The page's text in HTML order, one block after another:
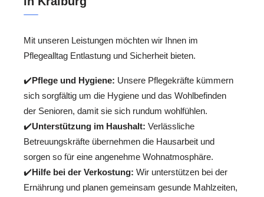
Mit unseren Leistungen möchten wir Ihnen im
Pflegealltag Entlastung und Sicherheit bieten.
✔️Pflege und Hygiene: Unsere Pflegekräfte kümmern
sich sorgfältig um die Hygiene und das Wohlbefinden
der Senioren, damit sie sich rundum wohlfühlen.
✔️Unterstützung im Haushalt: Verlässliche
Betreuungskräfte übernehmen die Hausarbeit und
sorgen so für eine angenehme Wohnatmosphäre.
✔️Hilfe bei der Verkostung: Wir unterstützen bei der
Ernährung und planen gemeinsam gesunde Mahlzeiten,